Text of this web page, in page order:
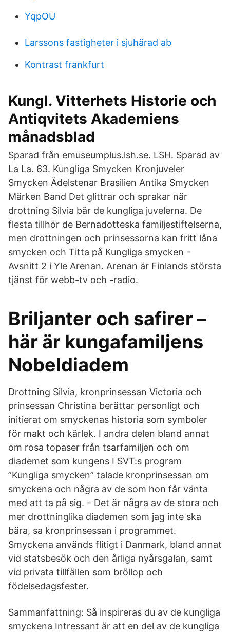
YqpOU
Larssons fastigheter i sjuhärad ab
Kontrast frankfurt
Kungl. Vitterhets Historie och
Antiqvitets Akademiens
månadsblad
Sparad från emuseumplus.lsh.se. LSH. Sparad av
La La. 63. Kungliga Smycken Kronjuveler
Smycken Ädelstenar Brasilien Antika Smycken
Märken Band Det glittrar och sprakar när
drottning Silvia bär de kungliga juvelerna. De
flesta tillhör de Bernadotteska familjestiftelserna,
men drottningen och prinsessorna kan fritt låna
smycken och Titta på Kungliga smycken -
Avsnitt 2 i Yle Arenan. Arenan är Finlands största
tjänst för webb-tv och -radio.
Briljanter och safirer –
här är kungafamiljens
Nobeldiadem
Drottning Silvia, kronprinsessan Victoria och
prinsessan Christina berättar personligt och
initierat om smyckenas historia som symboler
för makt och kärlek. I andra delen bland annat
om rosa topaser från tsarfamiljen och om
diademet som kungens I SVT:s program
”Kungliga smycken” talade kronprinsessan om
smyckena och några av de som hon får vänta
med att ta på sig. – Det är några av de stora och
mer drottninglika diademen som jag inte ska
bära, sa kronprinsessan i programmet.
Smyckena används flitigt i Danmark, bland annat
vid statsbesök och den årliga nyårsgalan, samt
vid privata tillfällen som bröllop och
födelsedagsfester.
Sammanfattning: Så inspireras du av de kungliga
smyckena Intressant är att en del av de kungliga